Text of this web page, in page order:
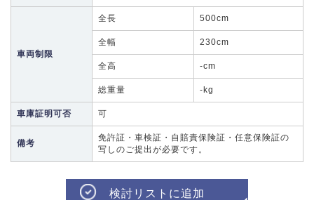
車両制限
全長 500cm
全幅 230cm
全高 -cm
総重量 -kg
車庫証明可否 可
備考
免許証・車検証・自賠責保険証・任意保険証の
写しのご提出が必要です。
検討リストに追加